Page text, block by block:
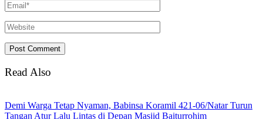
Read Also
Demi Warga Tetap Nyaman, Babinsa Koramil 421-06/Natar Turun
Tangan Atur Lalu Lintas di Depan Masjid Baiturrohim